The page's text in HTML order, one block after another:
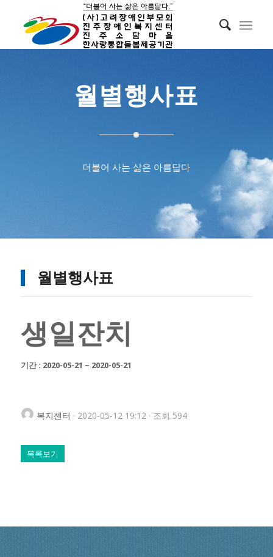
월별행사표
더불어 사는 삶은 아름답다
월별행사표
생일잔치
기간 : 2020-05-21 ~ 2020-05-21
복지센터 · 2020-05-12 19:12 · 조회 594
목록보기